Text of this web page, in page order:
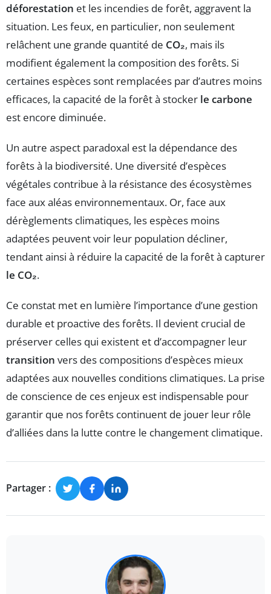
déforestation et les incendies de forêt, aggravent la
situation. Les feux, en particulier, non seulement
relâchent une grande quantité de CO₂, mais ils
modifient également la composition des forêts. Si
certaines espèces sont remplacées par d’autres moins
efficaces, la capacité de la forêt à stocker le carbone
est encore diminuée.
Un autre aspect paradoxal est la dépendance des
forêts à la biodiversité. Une diversité d’espèces
végétales contribue à la résistance des écosystèmes
face aux aléas environnementaux. Or, face aux
dérèglements climatiques, les espèces moins
adaptées peuvent voir leur population décliner,
tendant ainsi à réduire la capacité de la forêt à capturer
le CO₂.
Ce constat met en lumière l’importance d’une gestion
durable et proactive des forêts. Il devient crucial de
préserver celles qui existent et d’accompagner leur
transition vers des compositions d’espèces mieux
adaptées aux nouvelles conditions climatiques. La prise
de conscience de ces enjeux est indispensable pour
garantir que nos forêts continuent de jouer leur rôle
d’alliées dans la lutte contre le changement climatique.
Partager :